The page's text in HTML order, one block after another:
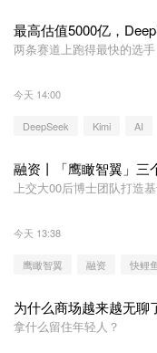
最高估值5000亿，
两条赛道上跑得最快的选
今天 14:00
DeepSeek Kimi AI
融资丨「鹰瞰智翼」三
上交大00后博士团队打造
今天 13:38
鹰瞰智翼 融资 快鲤鱼
为什么商场越来越无聊
拿什么留住年轻人？